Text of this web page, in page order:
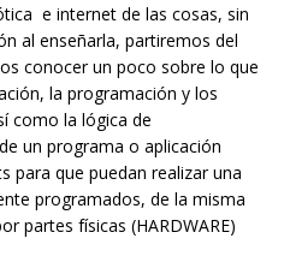
e internet de las cosas, sin
al enseñarla, partiremos del
conocer un poco sobre lo que
la programación y los
como la lógica de
un programa o aplicación
para que puedan realizar una
programados, de la misma
partes físicas (HARDWARE)